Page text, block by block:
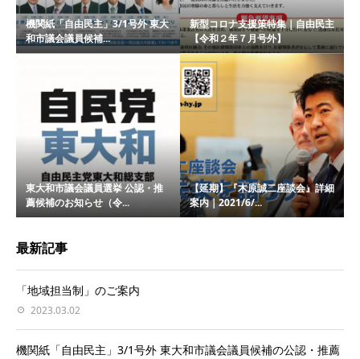
機関紙「自由民主」3/1号外 東大
和市議会議員候補...
新型コロナ支援策特集｜自由民主
【令和２年７月号外】
東大和市議会議員選挙 公認・推
薦候補のお知らせ（令...
【延期】『木原誠二座談会』詳細
案内｜2021/6/...
最新記事
「地域担当制」のご案内
2023.03.02
機関紙「自由民主」3/1号外 東大和市議会議員候補の公認・推薦